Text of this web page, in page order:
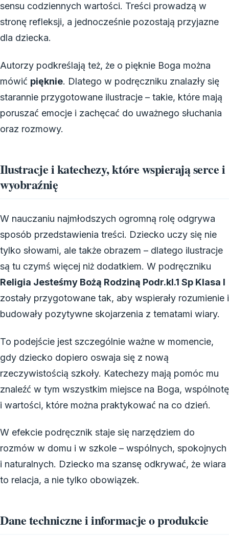
sensu codziennych wartości. Treści prowadzą w
stronę refleksji, a jednocześnie pozostają przyjazne
dla dziecka.
Autorzy podkreślają też, że o pięknie Boga można
mówić pięknie. Dlatego w podręczniku znalazły się
starannie przygotowane ilustracje – takie, które mają
poruszać emocje i zachęcać do uważnego słuchania
oraz rozmowy.
Ilustracje i katechezy, które wspierają serce i
wyobraźnię
W nauczaniu najmłodszych ogromną rolę odgrywa
sposób przedstawienia treści. Dziecko uczy się nie
tylko słowami, ale także obrazem – dlatego ilustracje
są tu czymś więcej niż dodatkiem. W podręczniku
Religia Jesteśmy Bożą Rodziną Podr.kl.1 Sp Klasa I
zostały przygotowane tak, aby wspierały rozumienie i
budowały pozytywne skojarzenia z tematami wiary.
To podejście jest szczególnie ważne w momencie,
gdy dziecko dopiero oswaja się z nową
rzeczywistością szkoły. Katechezy mają pomóc mu
znaleźć w tym wszystkim miejsce na Boga, wspólnotę
i wartości, które można praktykować na co dzień.
W efekcie podręcznik staje się narzędziem do
rozmów w domu i w szkole – wspólnych, spokojnych
i naturalnych. Dziecko ma szansę odkrywać, że wiara
to relacja, a nie tylko obowiązek.
Dane techniczne i informacje o produkcie